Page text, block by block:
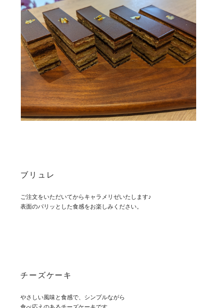
ブリュレ
ご注文をいただいてからキャラメリゼいたします♪
表面のパリッとした食感をお楽しみください。
チーズケーキ
やさしい風味と食感で、シンプルながら